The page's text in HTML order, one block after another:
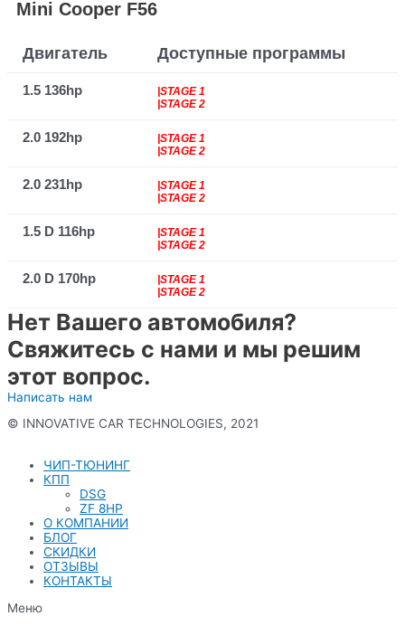
Mini Cooper F56
Двигатель Доступные программы
1.5 136hp
|STAGE 1
|STAGE 2
2.0 192hp
|STAGE 1
|STAGE 2
2.0 231hp
|STAGE 1
|STAGE 2
1.5 D 116hp
|STAGE 1
|STAGE 2
2.0 D 170hp
|STAGE 1
|STAGE 2
Нет Вашего автомобиля?
Свяжитесь с нами и мы решим
этот вопрос.
Написать нам
© INNOVATIVE CAR TECHNOLOGIES, 2021
ЧИП-ТЮНИНГ
КПП
DSG
ZF 8HP
О КОМПАНИИ
БЛОГ
СКИДКИ
ОТЗЫВЫ
КОНТАКТЫ
Меню